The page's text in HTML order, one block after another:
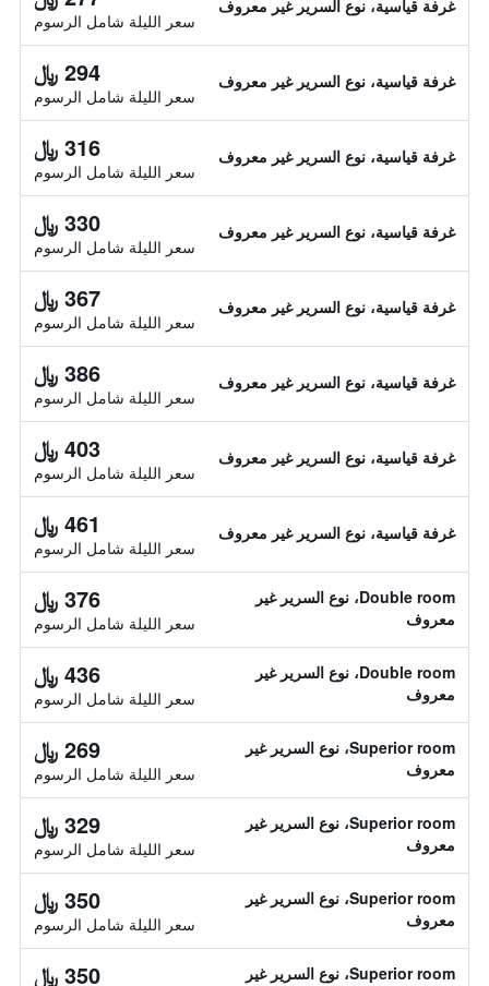
غرفة قياسية، نوع السرير غير معروف
سعر الليلة شامل الرسوم
غرفة قياسية، نوع السرير غير معروف 294 ﷼
سعر الليلة شامل الرسوم
غرفة قياسية، نوع السرير غير معروف 316 ﷼
سعر الليلة شامل الرسوم
غرفة قياسية، نوع السرير غير معروف 330 ﷼
سعر الليلة شامل الرسوم
غرفة قياسية، نوع السرير غير معروف 367 ﷼
سعر الليلة شامل الرسوم
غرفة قياسية، نوع السرير غير معروف 386 ﷼
سعر الليلة شامل الرسوم
غرفة قياسية، نوع السرير غير معروف 403 ﷼
سعر الليلة شامل الرسوم
غرفة قياسية، نوع السرير غير معروف 461 ﷼
سعر الليلة شامل الرسوم
Double room، نوع السرير غير
معروف
376 ﷼
سعر الليلة شامل الرسوم
Double room، نوع السرير غير
معروف
436 ﷼
سعر الليلة شامل الرسوم
Superior room، نوع السرير غير
معروف
269 ﷼
سعر الليلة شامل الرسوم
Superior room، نوع السرير غير
معروف
329 ﷼
سعر الليلة شامل الرسوم
Superior room، نوع السرير غير
معروف
350 ﷼
سعر الليلة شامل الرسوم
Superior room، نوع السرير غير
350 ﷼